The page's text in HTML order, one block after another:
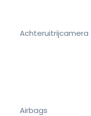
Achteruitrijcamera
Airbags